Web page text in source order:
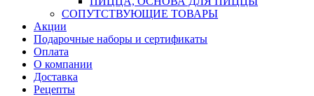
СОПУТСТВУЮЩИЕ ТОВАРЫ
Акции
Подарочные наборы и сертификаты
Оплата
О компании
Доставка
Рецепты